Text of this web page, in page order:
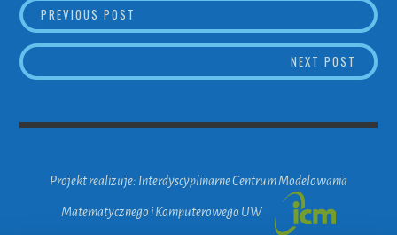
NAWIGACJA
WPISU
PREVIOUS POST
NEXT POST
Projekt realizuje: Interdyscyplinarne Centrum Modelowania
Matematycznego i Komputerowego UW